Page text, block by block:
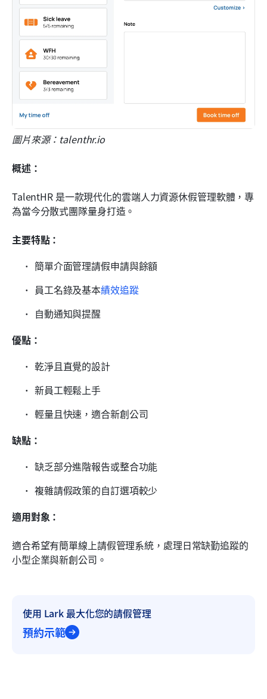
圖片來源：talenthr.io
概述：
TalentHR 是一款現代化的雲端人力資源休假管理軟體，專
為當今分散式團隊量身打造。
主要特點：
簡單介面管理請假申請與餘額
員工名錄及基本績效追蹤
自動通知與提醒
優點：
乾淨且直覺的設計
新員工輕鬆上手
輕量且快速，適合新創公司
缺點：
缺乏部分進階報告或整合功能
複雜請假政策的自訂選項較少
適用對象：
適合希望有簡單線上請假管理系統，處理日常缺勤追蹤的
小型企業與新創公司。
使用 Lark 最大化您的請假管理
預約示範